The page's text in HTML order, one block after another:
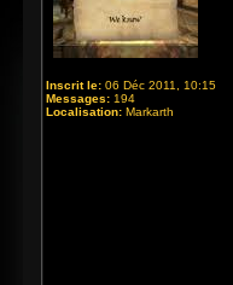
Inscrit le: 06 Déc 2011, 10:15
Messages: 194
Localisation: Markarth